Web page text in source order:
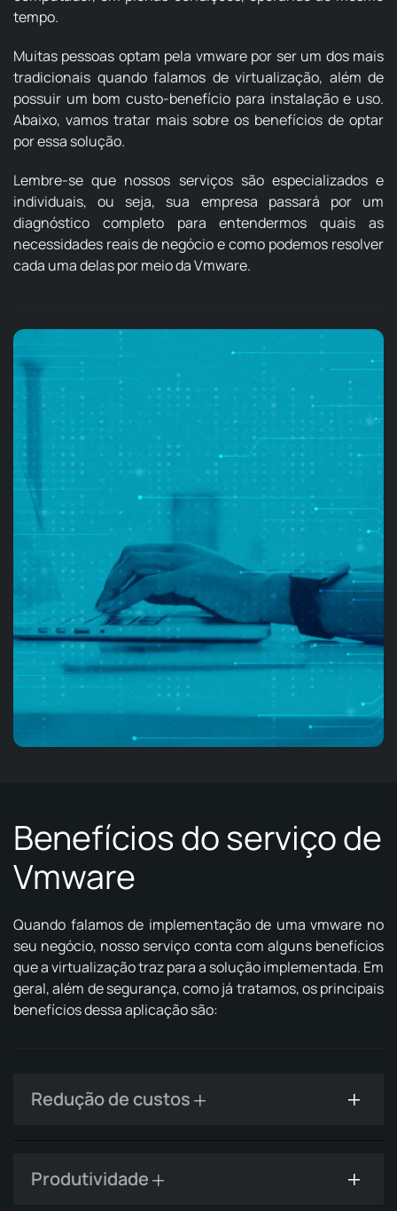
tempo.
Muitas pessoas optam pela vmware por ser um dos mais
tradicionais quando falamos de virtualização, além de
possuir um bom custo-benefício para instalação e uso.
Abaixo, vamos tratar mais sobre os benefícios de optar
por essa solução.
Lembre-se que nossos serviços são especializados e
individuais, ou seja, sua empresa passará por um
diagnóstico completo para entendermos quais as
necessidades reais de negócio e como podemos resolver
cada uma delas por meio da Vmware.
Benefícios do serviço de
Vmware
Quando falamos de implementação de uma vmware no
seu negócio, nosso serviço conta com alguns benefícios
que a virtualização traz para a solução implementada. Em
geral, além de segurança, como já tratamos, os principais
benefícios dessa aplicação são:
Redução de custos
Produtividade